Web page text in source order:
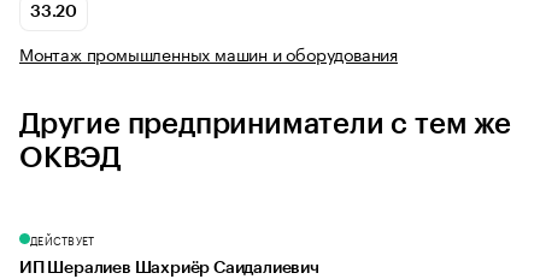
33.20
Монтаж промышленных машин и оборудования
Другие предприниматели с тем же
ОКВЭД
ДЕЙСТВУЕТ
ИП Шералиев Шахриёр Саидалиевич